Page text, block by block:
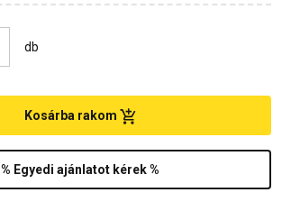
db
% Egyedi ajánlatot kérek %
Kosárba rakom